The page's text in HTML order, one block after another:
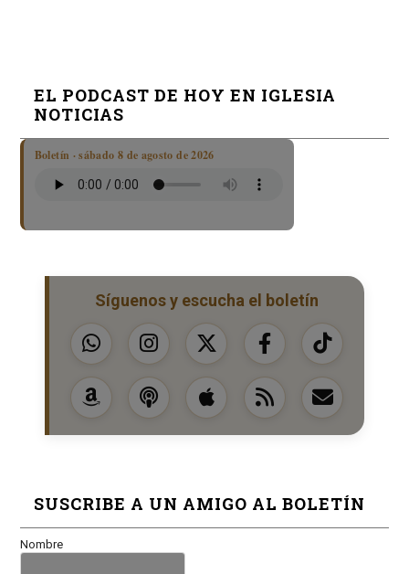
EL PODCAST DE HOY EN IGLESIA
NOTICIAS
Boletín · sábado 8 de agosto de 2026
Síguenos y escucha el boletín
SUSCRIBE A UN AMIGO AL BOLETÍN
Nombre